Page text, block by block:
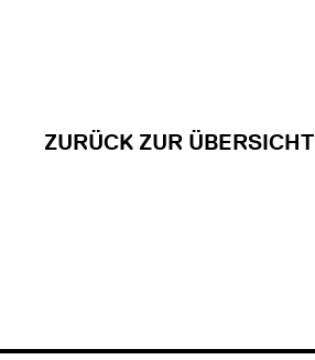
ZURÜCK ZUR ÜBERSICHT